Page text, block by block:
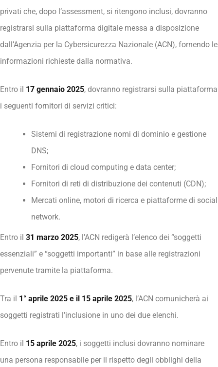
privati che, dopo l’assessment, si ritengono inclusi, dovranno
registrarsi sulla piattaforma digitale messa a disposizione
dall’Agenzia per la Cybersicurezza Nazionale (ACN), fornendo le
informazioni richieste dalla normativa.
Entro il 17 gennaio 2025, dovranno registrarsi sulla piattaforma
i seguenti fornitori di servizi critici:
Sistemi di registrazione nomi di dominio e gestione
DNS;
Fornitori di cloud computing e data center;
Fornitori di reti di distribuzione dei contenuti (CDN);
Mercati online, motori di ricerca e piattaforme di social
network.
Entro il 31 marzo 2025, l’ACN redigerà l’elenco dei “soggetti
essenziali” e “soggetti importanti” in base alle registrazioni
pervenute tramite la piattaforma.
Tra il 1° aprile 2025 e il 15 aprile 2025, l’ACN comunicherà ai
soggetti registrati l’inclusione in uno dei due elenchi.
Entro il 15 aprile 2025, i soggetti inclusi dovranno nominare
una persona responsabile per il rispetto degli obblighi della